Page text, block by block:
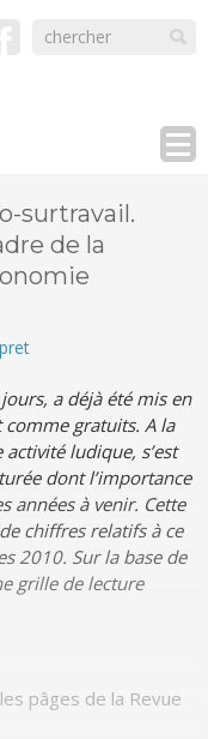
surtravail.
de la
a déjà été mis en
comme gratuits. A la
ludique, s’est
dont l’importance
années à venir. Cette
chiffres relatifs à ce
2010. Sur la base de
grille de lecture
pâges de la Revue